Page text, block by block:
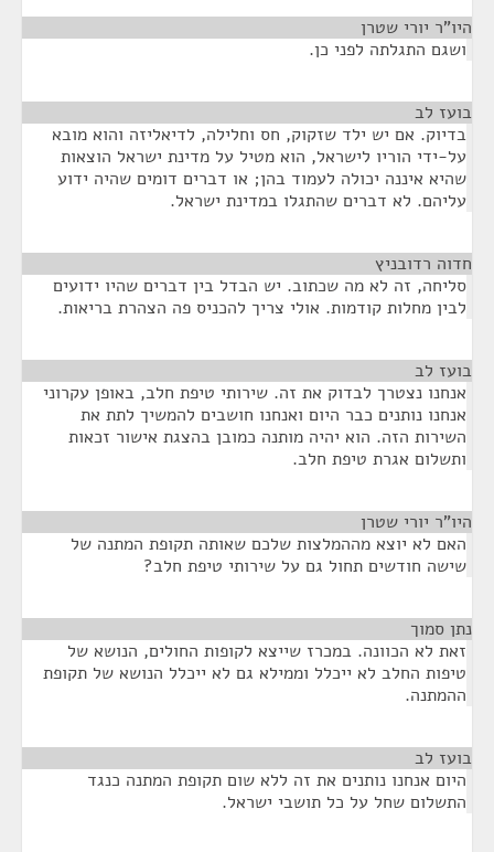
היו"ר יורי שטרן
ושגם התגלתה לפני כן.
בועז לב
בדיוק. אם יש ילד שזקוק, חס וחלילה, לדיאליזה והוא מובא
על-ידי הוריו לישראל, הוא מטיל על מדינת ישראל הוצאות
שהיא איננה יכולה לעמוד בהן; או דברים דומים שהיה ידוע
עליהם. לא דברים שהתגלו במדינת ישראל.
חדוה רדובניץ
סליחה, זה לא מה שכתוב. יש הבדל בין דברים שהיו ידועים
לבין מחלות קודמות. אולי צריך להכניס פה הצהרת בריאות.
בועז לב
אנחנו נצטרך לבדוק את זה. שירותי טיפת חלב, באופן עקרוני
אנחנו נותנים כבר היום ואנחנו חושבים להמשיך לתת את
השירות הזה. הוא יהיה מותנה כמובן בהצגת אישור זכאות
ותשלום אגרת טיפת חלב.
היו"ר יורי שטרן
האם לא יוצא מההמלצות שלכם שאותה תקופת המתנה של
שישה חודשים תחול גם על שירותי טיפת חלב?
נתן סמוך
זאת לא הכוונה. במכרז שייצא לקופות החולים, הנושא של
טיפות החלב לא ייכלל וממילא גם לא ייכלל הנושא של תקופת
ההמתנה.
בועז לב
היום אנחנו נותנים את זה ללא שום תקופת המתנה כנגד
התשלום שחל על כל תושבי ישראל.